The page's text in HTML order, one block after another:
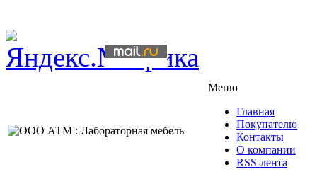
Меню
Главная
Покупателю
Контакты
О компании
RSS-лента